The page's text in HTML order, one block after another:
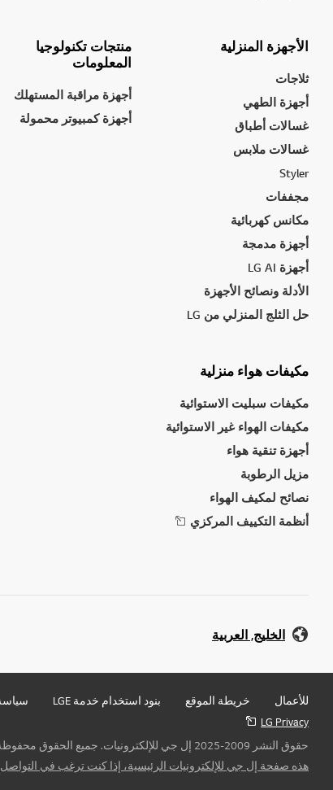
الأجهزة المنزلية
ثلاجات
أجهزة الطهي
غسالات أطباق
غسالات ملابس
Styler
مجففات
مكانس كهربائية
أجهزة مدمجة
أجهزة LG AI
الأدلة ونصائح الأجهزة
حل الثلج المنزلي من LG
منتجات تكنولوجيا
المعلومات
أجهزة مراقبة المستهلك
أجهزة كمبيوتر محمولة
مكيفات هواء منزلية
مكيفات سبليت الاستوائية
مكيفات الهواء غير الاستوائية
أجهزة تنقية هواء
مزيل الرطوبة
نصائح لمكيف الهواء
أنظمة التكييف المركزي
الخليج, العربية
للأعمال خريطة الموقع بنود استخدام خدمة LGE
LG Privacy
حقوق النشر 2009-2025 إل جي للإلكترونيات. جميع الحقوق محفوظة
هذه صفحة إل جي للإلكترونيات الرئيسية، إذا كنت ترغب في